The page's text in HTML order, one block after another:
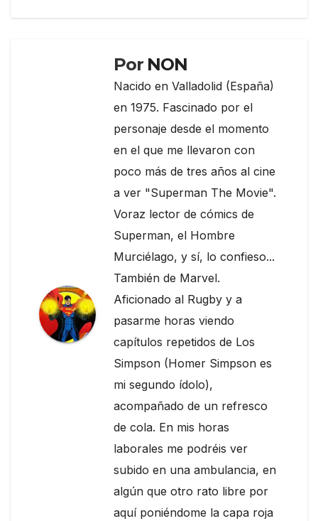
Por NON
Nacido en Valladolid (España)
en 1975. Fascinado por el
personaje desde el momento
en el que me llevaron con
poco más de tres años al cine
a ver "Superman The Movie".
Voraz lector de cómics de
Superman, el Hombre
Murciélago, y sí, lo confieso...
También de Marvel.
Aficionado al Rugby y a
pasarme horas viendo
capítulos repetidos de Los
Simpson (Homer Simpson es
mi segundo ídolo),
acompañado de un refresco
de cola. En mis horas
laborales me podréis ver
subido en una ambulancia, en
algún que otro rato libre por
aquí poniéndome la capa roja